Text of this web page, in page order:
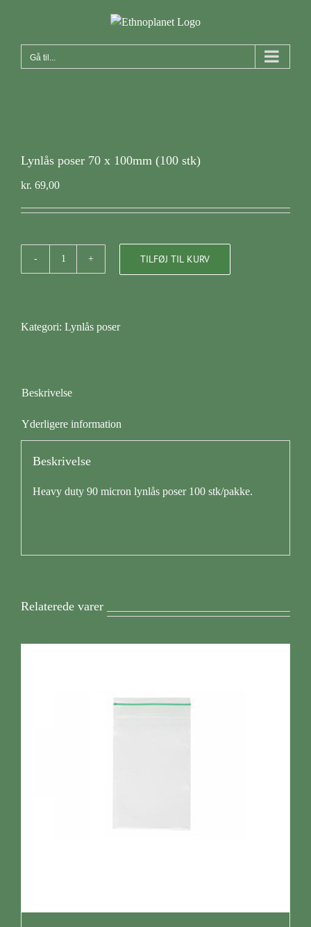
Gå til...
Lynlås poser 70 x 100mm (100 stk)
kr. 69,00
100mm
TILFØJ TIL KURV
Kategori: Lynlås poser
Beskrivelse
Yderligere information
Beskrivelse
Heavy duty 90 micron lynlås poser 100 stk/pakke.
Relaterede varer